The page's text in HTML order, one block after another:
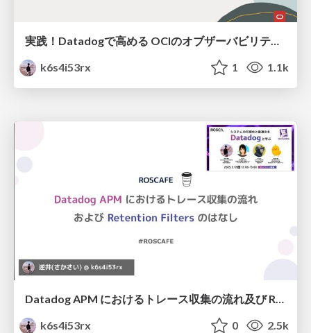
k6s4i53rx
1 1.1k
Datadog APM におけるトレース収集の流れ及び Retention Filters のはなし / datadog-apm-trace-retention-filters
k6s4i53rx
0 2.5k